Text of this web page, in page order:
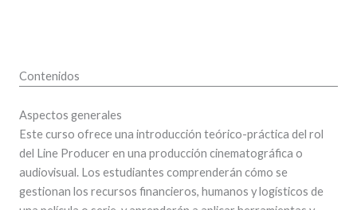
Contenidos
Aspectos generales
Este curso ofrece una introducción teórico-práctica del rol
del Line Producer en una producción cinematográfica o
audiovisual. Los estudiantes comprenderán cómo se
gestionan los recursos financieros, humanos y logísticos de